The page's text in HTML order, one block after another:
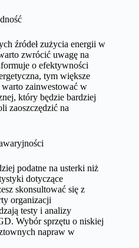
źródeł zużycia energii w
zwrócić uwagę na
o efektywności
tym większe
zainwestować w
który będzie bardziej
zaoszczędzić na
podatne na usterki niż
dotyczące
skonsultować się z
organizacji
testy i analizy
Wybór sprzętu o niskiej
napraw w